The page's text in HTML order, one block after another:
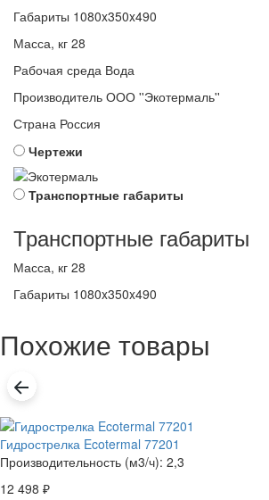
Габариты 1080x350x490
Масса, кг 28
Рабочая среда Вода
Производитель ООО ''Экотермаль''
Страна Россия
Чертежи
Транспортные габариты
Транспортные габариты
Масса, кг 28
Габариты 1080x350x490
Похожие товары
Гидрострелка Ecotermal 77201
Производительность (м3/ч): 2,3
12 498 ₽